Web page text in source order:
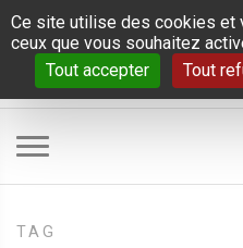
Panneau de gestion des cookies
Ce site utilise des cookies et
ceux que vous souhaitez
Tout accepter
Tout
TAG